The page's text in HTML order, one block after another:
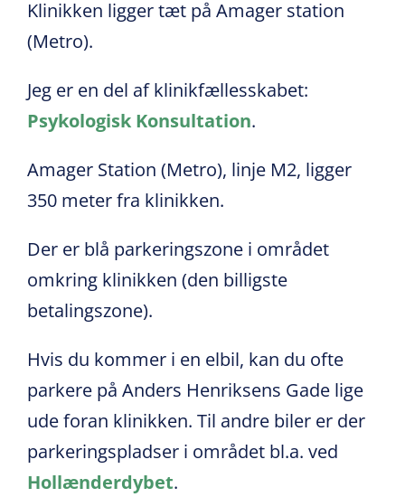
Klinikken ligger tæt på Amager station
(Metro).
Jeg er en del af klinikfællesskabet:
Psykologisk Konsultation.
Amager Station (Metro), linje M2, ligger
350 meter fra klinikken.
Der er blå parkeringszone i området
omkring klinikken (den billigste
betalingszone).
Hvis du kommer i en elbil, kan du ofte
parkere på Anders Henriksens Gade lige
ude foran klinikken. Til andre biler er der
parkeringspladser i området bl.a. ved
Hollænderdybet.